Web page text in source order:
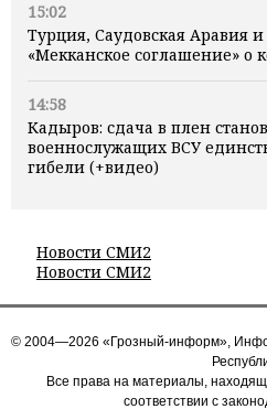
15:02
Турция, Саудовская Аравия
«Мекканское соглашение» о
14:58
Кадыров: сдача в плен
военнослужащих ВСУ
гибели (+видео)
Новости СМИ2
Новости СМИ2
© 2004—2026 «Грозный-информ»,
Все права на материалы,
соответствии с